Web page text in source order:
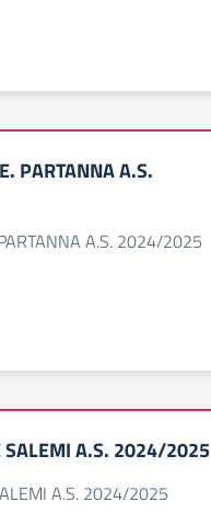
PARTANNA A.S.
A.S. 2024/2025
SALEMI A.S. 2024/2025
A.S. 2024/2025